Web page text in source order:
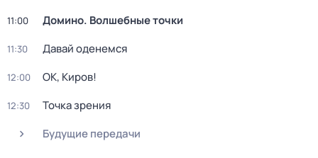
11:00 Домино. Волшебные точки
11:30 Давай оденемся
12:00 ОК, Киров!
12:30
Точка зрения
Будущие передачи